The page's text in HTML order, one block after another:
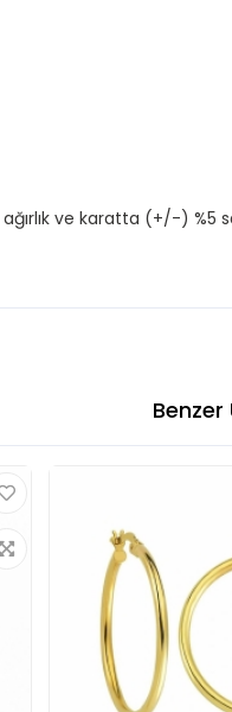
ve karatta (+/-) %5
Benzer